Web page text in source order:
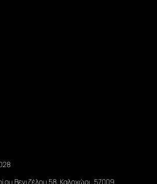
Βενιζέλου 58, Καλοχώρι, 57009